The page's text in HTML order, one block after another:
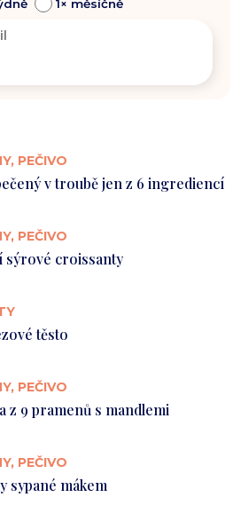
1× měsíčně
PEČIVO
v troubě jen z 6 ingrediencí
PEČIVO
sýrové croissanty
těsto
PEČIVO
z 9 pramenů s mandlemi
PEČIVO
sypané mákem